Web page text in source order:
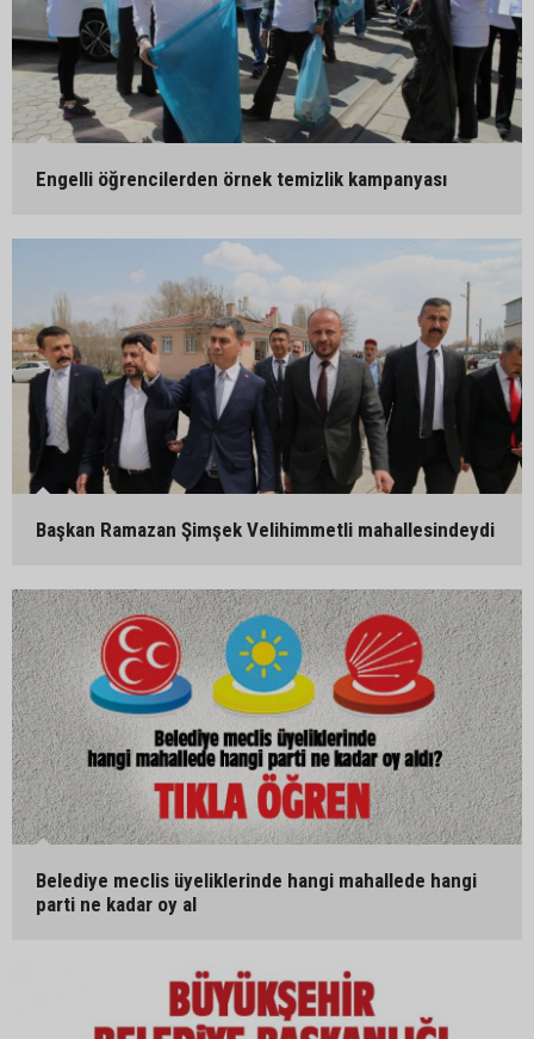
Engelli öğrencilerden örnek temizlik kampanyası
Başkan Ramazan Şimşek Velihimmetli mahallesindeydi
Belediye meclis üyeliklerinde hangi mahallede hangi
parti ne kadar oy al